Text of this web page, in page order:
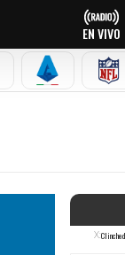
EN VIVO
LEAGUE
SERIE A NFL